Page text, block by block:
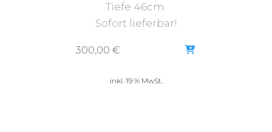
Tiefe 46cm.
Sofort lieferbar!
300,00 €
inkl. 19 % MwSt.